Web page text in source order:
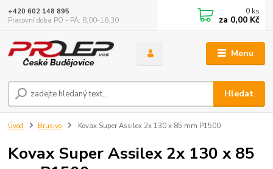
Menu
Hledat
+420 602 148 895
Pracovní doba PO - PÁ: 8,00-16,30
0 ks
za 0,00 Kč
Úvod Brusivo Kovax Super Assilex 2x 130 x 85 mm P1500
Kovax Super Assilex 2x 130 x 85